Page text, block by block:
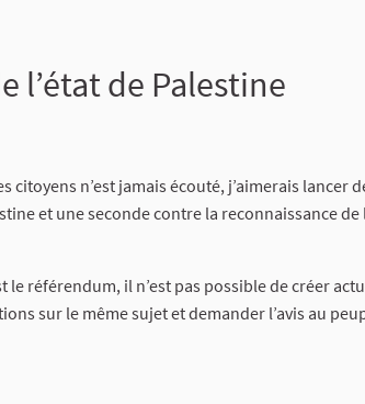
l’état de Palestine
n’est jamais écouté, j’aimerais lancer
et une seconde contre la reconnaissance de
le référendum, il n’est pas possible de créer
sur le même sujet et demander l’avis au